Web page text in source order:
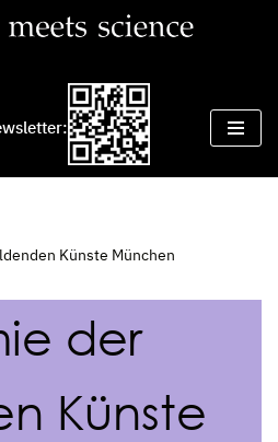
Künste München
der
Künste